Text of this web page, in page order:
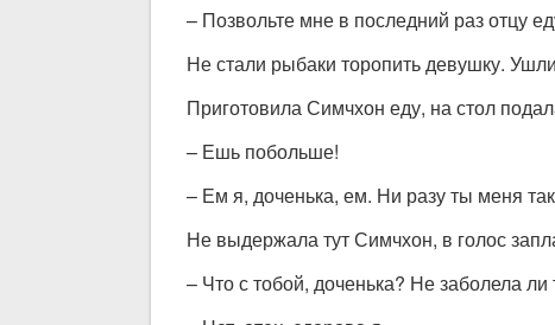
– Позвольте мне в последний раз отцу
Не стали рыбаки торопить девушку.
Приготовила Симчхон еду, на стол
– Ешь побольше!
– Ем я, доченька, ем. Ни разу ты меня
Не выдержала тут Симчхон, в голос
– Что с тобой, доченька? Не заболела ли